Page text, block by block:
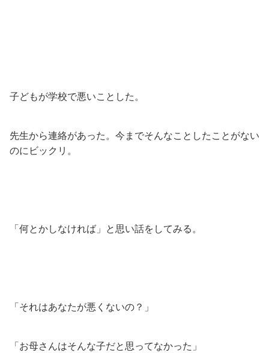
子どもが学校で悪いことした。
先生から連絡があった。今までそんなことしたことがない
のにビックリ。
「何とかしなければ」と思い話をしてみる。
「それはあなたが悪くないの？」
「お母さんはそんな子だと思ってなかった」